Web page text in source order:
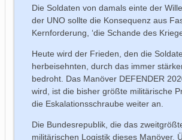
Die Soldaten von damals einte der
der UNO sollte die Konsequenz aus
Kernforderung, ‘die Schande des
Heute wird der Frieden, den die
herbeisehnten, durch das immer
bedroht. Das Manöver DEFENDER
wird, ist die bisher größte militärische
die Eskalationsschraube weiter an.
Die Bundesrepublik, die das
militärischen Logistik dieses Manöver.